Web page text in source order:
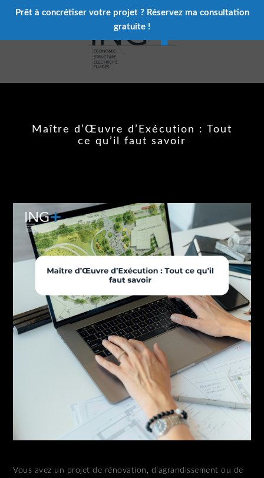
Prêt à concrétiser votre projet ? Réservez ma consultation
gratuite !
Maître d’Œuvre d’Exécution : Tout
ce qu’il faut savoir
Vous avez un projet de rénovation, d’agrandissement ou de